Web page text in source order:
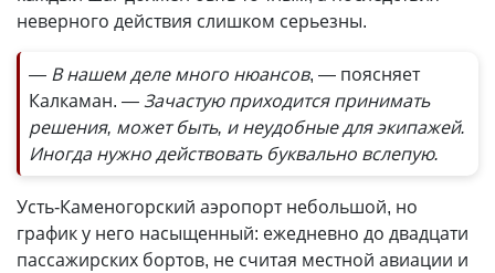
неверного действия слишком серьезны.
— В нашем деле много нюансов, — поясняет
Калкаман. — Зачастую приходится принимать
решения, может быть, и неудобные для экипажей.
Иногда нужно действовать буквально вслепую.
Усть-Каменогорский аэропорт небольшой, но
график у него насыщенный: ежедневно до двадцати
пассажирских бортов, не считая местной авиации и